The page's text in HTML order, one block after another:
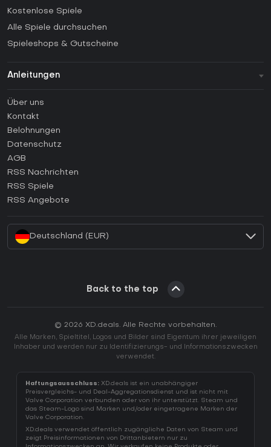
Kostenlose Spiele
Alle Spiele durchsuchen
Spieleshops & Gutscheine
Anleitungen
Anleitungen
Wie aktiviert man einen Steam CD Key?
Wie aktiviert man einen Epic Games CD Key?
Wie aktiviert man einen GOG CD Key?
Wie aktiviert man einen Ubisoft Connect CD Key?
Über uns
Kontakt
Belohnungen
Datenschutz
AGB
RSS Nachrichten
RSS Spiele
RSS Angebote
Deutschland (EUR)
Back to the top
© 2026 XD.deals. Alle Rechte vorbehalten.
Alle Marken, Spieltitel, Logos und Bilder sind Eigentum ihrer jeweiligen
Inhaber und werden nur zu Identifizierungs- und Informationszwecken
verwendet.
Haftungsausschluss: XD.deals ist ein unabhängiger
Preisvergleichs- und Deal-Aggregationsdienst und ist nicht mit
Valve Corporation verbunden oder von ihr unterstützt. Steam und
das Steam-Logo sind Marken und/oder eingetragene Marken der
Valve Corporation.
XD.deals verwendet öffentlich zugängliche Daten von Steam und
zeigt Preisinformationen von Drittanbietern nur zu